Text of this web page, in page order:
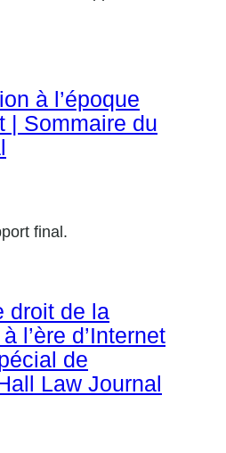
à l’époque
| Sommaire du
final.
droit de la
l’ère d’Internet
de
Law Journal